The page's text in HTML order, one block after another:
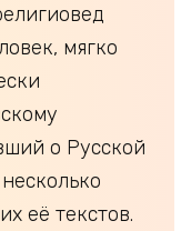
мягко
о Русской
её текстов.